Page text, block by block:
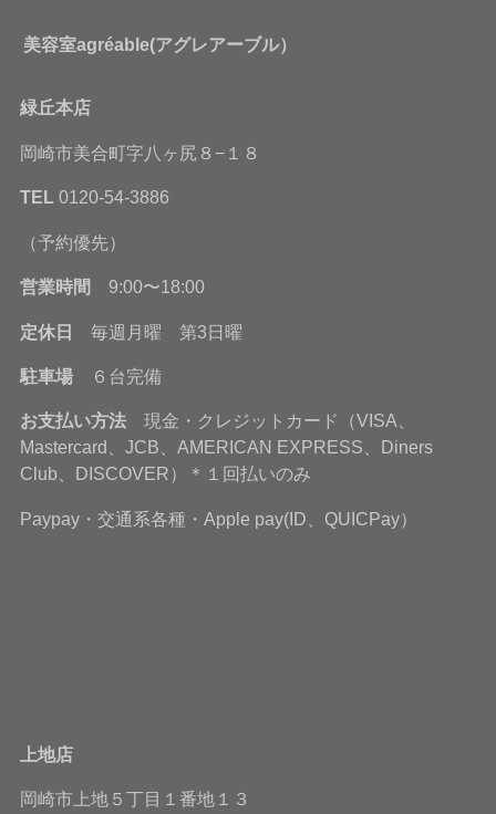
美容室agréable(アグレアーブル）
緑丘本店
岡崎市美合町字八ヶ尻８−１８
TEL 0120-54-3886
（予約優先）
営業時間 9:00〜18:00
定休日 毎週月曜 第3日曜
駐車場 ６台完備
お支払い方法現金・クレジットカード（VISA、
Mastercard、JCB、AMERICAN EXPRESS、Diners
Club、DISCOVER）＊１回払いのみ
Paypay・交通系各種・Apple pay(ID、QUICPay）
上地店
岡崎市上地５丁目１番地１３